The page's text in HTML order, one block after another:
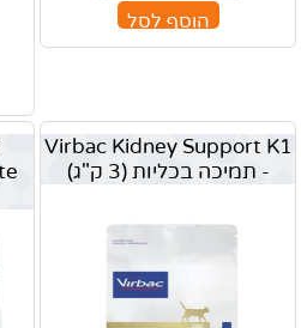
הוסף לסל
Virbac Kidney Support K1
- תמיכה בכליות (3 ק"ג)